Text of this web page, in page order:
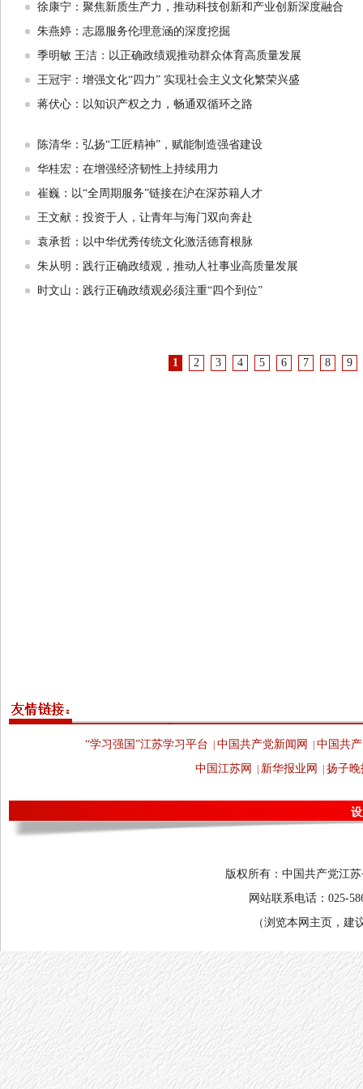
徐康宁：聚焦新质生产力，推动科技创新和产业创新深度融合
朱燕婷：志愿服务伦理意涵的深度挖掘
季明敏 王洁：以正确政绩观推动群众体育高质量发展
王冠宇：增强文化“四力” 实现社会主义文化繁荣兴盛
蒋伏心：以知识产权之力，畅通双循环之路
陈清华：弘扬“工匠精神”，赋能制造强省建设
华桂宏：在增强经济韧性上持续用力
崔巍：以“全周期服务”链接在沪在深苏籍人才
王文献：投资于人，让青年与海门双向奔赴
袁承哲：以中华优秀传统文化激活德育根脉
朱从明：践行正确政绩观，推动人社事业高质量发展
时文山：践行正确政绩观必须注重“四个到位”
1 2 3 4 5 6 7 8 9
“学习强国”江苏学习平台 中国共产党新闻网
中国共
中国江苏网
新华报业网 扬子晚
版权所有：中国共产党江
网站联系电话：025-
（浏览本网主页，建